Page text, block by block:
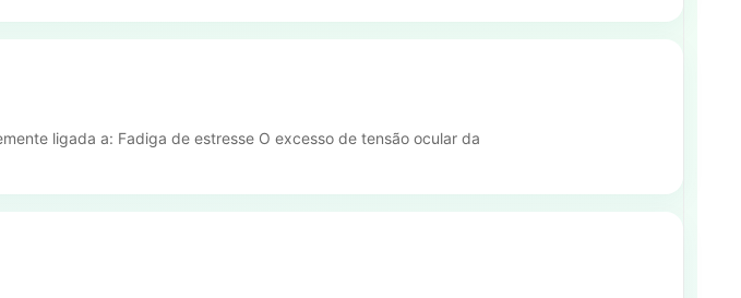
ligada a: Fadiga de estresse O excesso de tensão ocular da